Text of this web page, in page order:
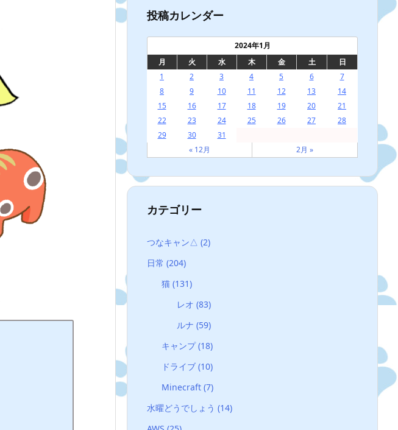
投稿カレンダー
2024年1月
月
火 水 木 金 土
日
1
2 3 4 5 6
7
8
9 10 11 12 13
14
15
16 17 18 19 20
21
22
23 24 25 26 27
28
29
30
31
« 12月
2月 »
カテゴリー
つなキャン△ (2)
日常 (204)
猫(131)
レオ (83)
ルナ (59)
キャンプ(18)
ドライブ(10)
Minecraft(7)
水曜どうでしょう (14)